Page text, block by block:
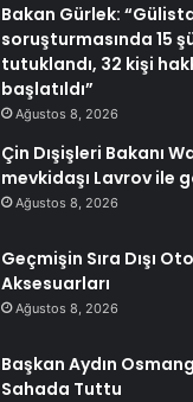
Bakan Gürlek:
soruşturmasında 15
tutuklandı, 32 kişi
başlatıldı”
Ağustos 8, 2026
Çin Dışişleri Bakanı
mevkidaşı Lavrov ile
Ağustos 8, 2026
Geçmişin Sıra Dışı
Aksesuarları
Ağustos 8, 2026
Başkan Aydın
Sahada Tuttu